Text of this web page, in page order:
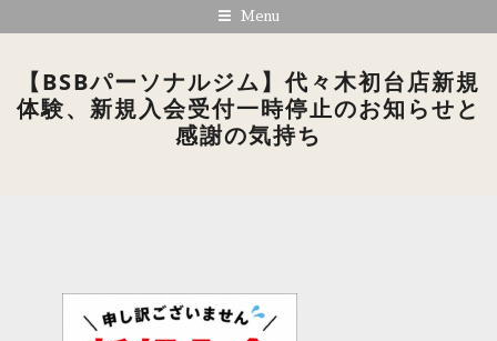
Menu
【BSBパーソナルジム】代々木初台店新規
体験、新規入会受付一時停止のお知らせと
感謝の気持ち